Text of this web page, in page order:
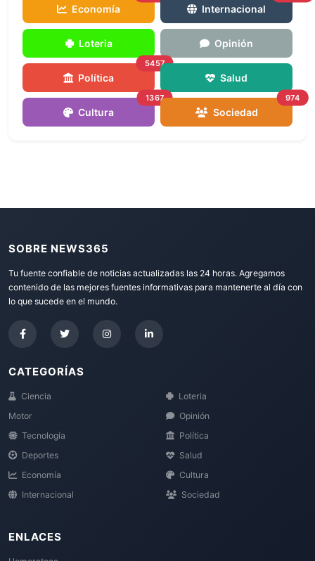
Economía Internacional
Loteria Opinión
Política
5457
Salud
Cultura
1367
Sociedad
974
SOBRE NEWS365
Tu fuente confiable de noticias actualizadas las 24 horas. Agregamos
contenido de las mejores fuentes informativas para mantenerte al día con
lo que sucede en el mundo.
CATEGORÍAS
Ciencia
Motor
Tecnología
Deportes
Economía
Internacional
Loteria
Opinión
Política
Salud
Cultura
Sociedad
ENLACES